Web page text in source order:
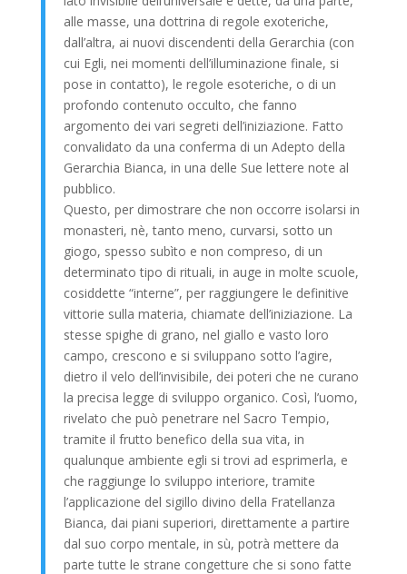
alle masse, una dottrina di regole exoteriche,
dall’altra, ai nuovi discendenti della Gerarchia (con
cui Egli, nei momenti dell’illuminazione finale, si
pose in contatto), le regole esoteriche, o di un
profondo contenuto occulto, che fanno
argomento dei vari segreti dell’iniziazione. Fatto
convalidato da una conferma di un Adepto della
Gerarchia Bianca, in una delle Sue lettere note al
pubblico.
Questo, per dimostrare che non occorre isolarsi in
monasteri, nè, tanto meno, curvarsi, sotto un
giogo, spesso subìto e non compreso, di un
determinato tipo di rituali, in auge in molte scuole,
cosiddette “interne”, per raggiungere le definitive
vittorie sulla materia, chiamate dell’iniziazione. La
stesse spighe di grano, nel giallo e vasto loro
campo, crescono e si sviluppano sotto l’agire,
dietro il velo dell’invisibile, dei poteri che ne curano
la precisa legge di sviluppo organico. Così, l’uomo,
rivelato che può penetrare nel Sacro Tempio,
tramite il frutto benefico della sua vita, in
qualunque ambiente egli si trovi ad esprimerla, e
che raggiunge lo sviluppo interiore, tramite
l’applicazione del sigillo divino della Fratellanza
Bianca, dai piani superiori, direttamente a partire
dal suo corpo mentale, in sù, potrà mettere da
parte tutte le strane congetture che si sono fatte